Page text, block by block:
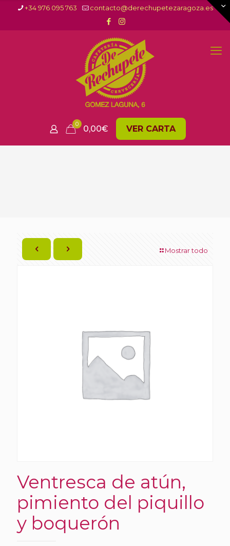
+34 976 095 763 contacto@derechupetezaragoza.es
0 0,00€ VER CARTA
Mostrar todo
Ventresca de atún,
pimiento del piquillo
y boquerón